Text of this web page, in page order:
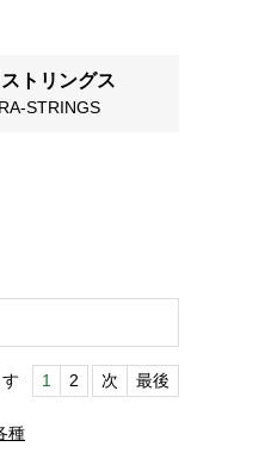
トリングス
STRINGS
1 2 次 最後
種